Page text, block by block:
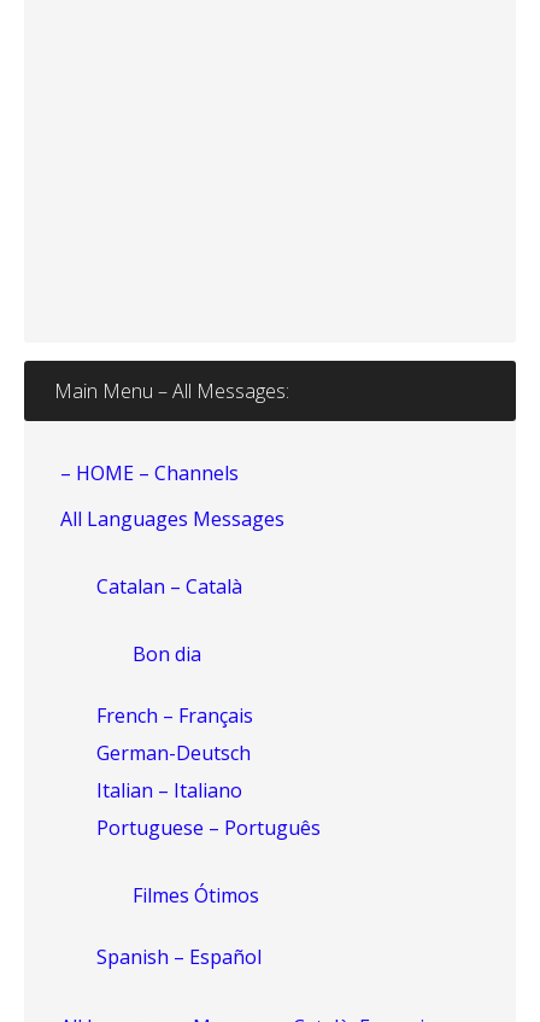
Main Menu – All Messages:
– HOME – Channels
All Languages Messages
Catalan – Català
Bon dia
French – Français
German-Deutsch
Italian – Italiano
Portuguese – Português
Filmes Ótimos
Spanish – Español